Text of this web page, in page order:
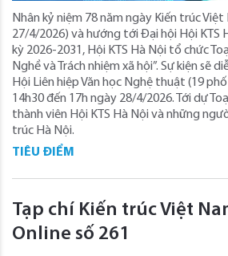
Nhân kỷ niệm 78 năm ngày Kiến trúc
27/4/2026) và hướng tới Đại hội Hội KTS
kỳ 2026-2031, Hội KTS Hà Nội tổ chức
Nghề và Trách nhiệm xã hội”. Sự kiện sẽ
Hội Liên hiệp Văn học Nghệ thuật (19
14h30 đến 17h ngày 28/4/2026. Tới dự
thành viên Hội KTS Hà Nội và những
trúc Hà Nội.
TIÊU ĐIỂM
Tạp chí Kiến trúc Việt
Online số 261